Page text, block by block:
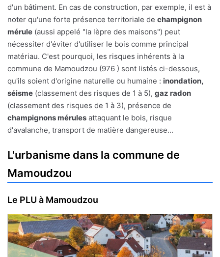
d'un bâtiment. En cas de construction, par exemple, il est à
noter qu'une forte présence territoriale de champignon
mérule (aussi appelé "la lèpre des maisons") peut
nécessiter d'éviter d'utiliser le bois comme principal
matériau. C'est pourquoi, les risques inhérents à la
commune de Mamoudzou (976 ) sont listés ci-dessous,
qu'ils soient d'origine naturelle ou humaine : inondation,
séisme (classement des risques de 1 à 5), gaz radon
(classement des risques de 1 à 3), présence de
champignons mérules attaquant le bois, risque
d'avalanche, transport de matière dangereuse...
L'urbanisme dans la commune de
Mamoudzou
Le PLU à Mamoudzou